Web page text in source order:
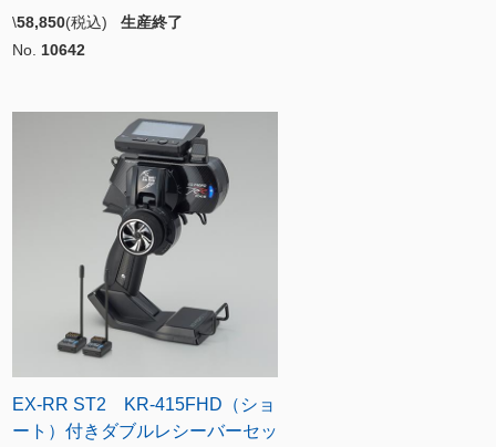
\58,850(税込) 生産終了
No. 10642
EX-RR ST2 KR-415FHD（ショ
ート）付きダブルレシーバーセッ